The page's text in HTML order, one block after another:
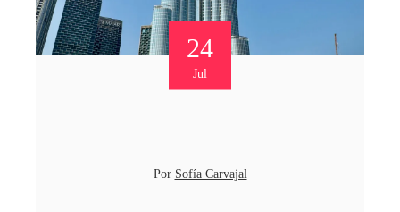
24
Jul
Por Sofía Carvajal